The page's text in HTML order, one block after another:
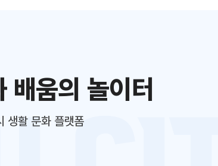
배움의 놀이터
생활 문화 플랫폼